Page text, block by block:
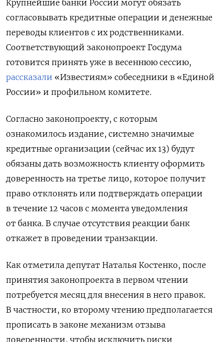
Крупнейшие банки России могут обязать
согласовывать кредитные операции и денежные
переводы клиентов с их родственниками.
Соответствующий законопроект Госдума
готовится принять уже в весеннюю сессию,
рассказали «Известиям» собеседники в «Единой
России» и профильном комитете.
Согласно законопроекту, с которым
ознакомилось издание, системно значимые
кредитные организации (сейчас их 13) будут
обязаны дать возможность клиенту оформить
доверенность на третье лицо, которое получит
право отклонять или подтверждать операции
в течение 12 часов с момента уведомления
от банка. В случае отсутствия реакции банк
откажет в проведении транзакции.
Как отметила депутат Наталья Костенко, после
принятия законопроекта в первом чтении
потребуется месяц для внесения в него правок.
В частности, ко второму чтению предполагается
прописать в законе механизм отзыва
доверенности, чтобы исключить риски